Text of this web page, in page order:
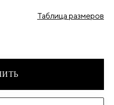
Таблица размеров